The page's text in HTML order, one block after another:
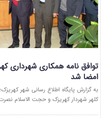
توافق نامه همکاری شهرداری
امضا شد
به گزارش پایگاه اطلاع رسانی شهر
کلهر شهردار کهریزک و حجت الاسلام